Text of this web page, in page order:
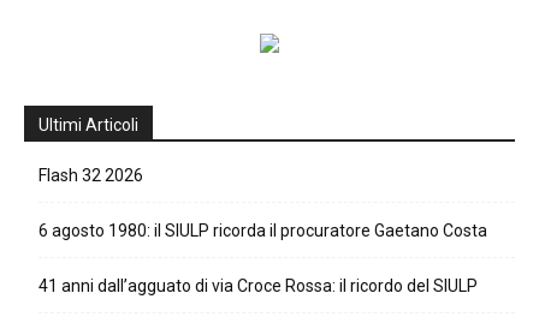
Ultimi Articoli
Flash 32 2026
6 agosto 1980: il SIULP ricorda il procuratore Gaetano Costa
41 anni dall’agguato di via Croce Rossa: il ricordo del SIULP